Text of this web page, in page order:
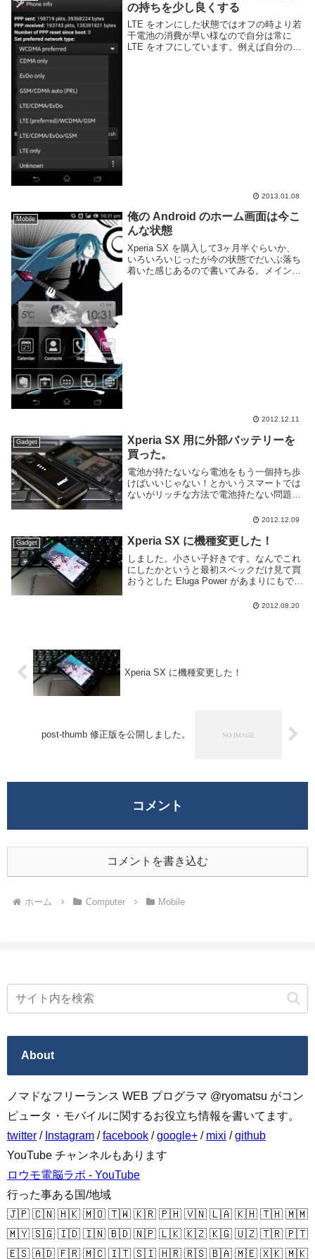
の持ちを少し良くする
LTE をオンにした状態ではオフの時より若
干電池の消費が早い様なので自分は常に
LTE をオフにしています。例えば自分の所
2013.01.08
Mobile
俺の Android のホーム画面は今こ
んな状態
Xperia SX を購入して3ヶ月半ぐらいか、
いろいろいじったが今の状態でだいぶ落ち
着いた感じあるので書いてみる。メイン画
2012.12.11
Gadget
Xperia SX 用に外部バッテリーを
買った。
電池が持たないなら電池をもう一個持ち歩
けばいいじゃない！とかいうスマートでは
ないがリッチな方法で電池持たない問題を
り電池持ったんだけどなぁ...。持たないと
2012.12.09
Gadget Xperia SX に機種変更した！
しました。小さい子好きです。なんでこれ
にしたかというと最初スペックだけ見て買
おうとした Eluga Power があまりにもでか
ックとしてはいまどきのガラスマのような
2012.08.20
Xperia SX に機種変更した！
post-thumb 修正版を公開しました。
コメント
コメントを書き込む
ホーム Computer Mobile
About
ノマドなフリーランス WEB プログラマ @ryomatsu がコン
ピュータ・モバイルに関するお役立ち情報を書いてます。
twitter / Instagram /facebook /google+ / mixi /github
YouTube チャンネルもあります
ロウモ電脳ラボ - YouTube
行った事ある国/地域
🇯🇵 🇨🇳 🇭🇰 🇲🇴 🇹🇼 🇰🇷 🇵🇭 🇻🇳 🇱🇦 🇰🇭 🇹🇭 🇲🇲
🇲🇾 🇸🇬 🇮🇩 🇮🇳 🇧🇩 🇳🇵 🇱🇰 🇰🇿 🇰🇬 🇺🇿 🇹🇷 🇵🇹
🇪🇸 🇦🇩 🇫🇷 🇲🇨 🇮🇹 🇸🇮 🇭🇷 🇷🇸 🇧🇦 🇲🇪 🇽🇰 🇲🇰